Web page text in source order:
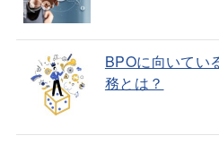
BPOに向いてい
務とは？